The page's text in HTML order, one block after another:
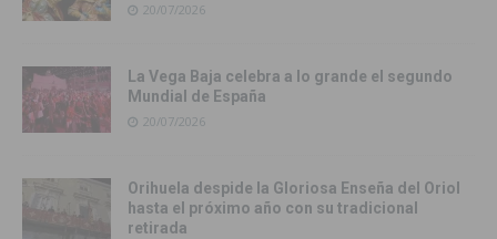
20/07/2026
La Vega Baja celebra a lo grande el segundo
Mundial de España
20/07/2026
Orihuela despide la Gloriosa Enseña del Oriol
hasta el próximo año con su tradicional
retirada